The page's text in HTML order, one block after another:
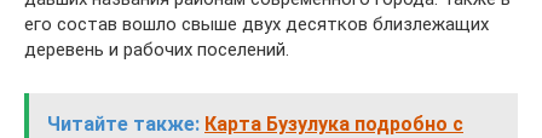
его состав вошло свыше двух десятков близлежащих
деревень и рабочих поселений.
Читайте также: Карта Бузулука подробно с